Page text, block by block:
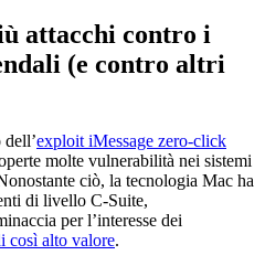
attacchi contro i
(e contro altri
exploit iMessage zero-click
molte vulnerabilità nei sistemi
ciò, la tecnologia Mac ha
di livello C-Suite,
per l’interesse dei
così alto valore.